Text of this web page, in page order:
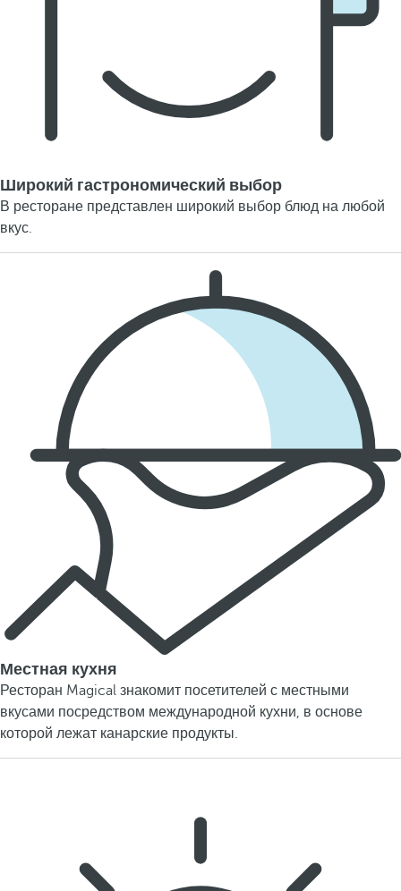
Широкий гастрономический выбор
В ресторане представлен широкий выбор блюд на любой
вкус.
Местная кухня
Ресторан Magical знакомит посетителей с местными
вкусами посредством международной кухни, в основе
которой лежат канарские продукты.